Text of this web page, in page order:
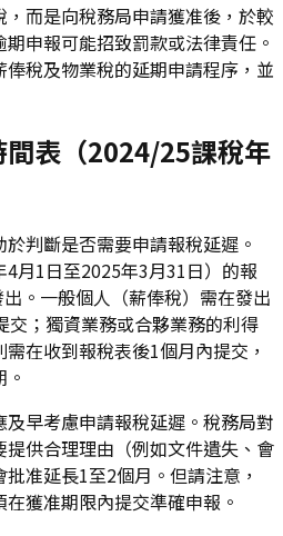
而是向稅務局申請獲准後，於較
申報可能招致罰款或法律責任。
稅及物業稅的延期申請程序，並
表（2024/25課稅年
判斷是否需要申請報稅延遲。
月1日至2025年3月31日）的報
。一般個人（薪俸稅）需在發出
交；獨資業務或合夥業務的利得
在收到報稅表後1個月內提交，
早考慮申請報稅延遲。稅務局對
供合理理由（例如文件遺失、會
准延長1至2個月。但請注意，
在獲准期限內提交準確申報。